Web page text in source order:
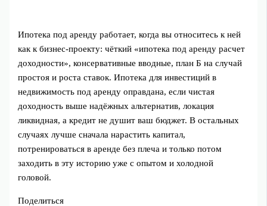
Ипотека под аренду работает, когда вы относитесь к ней
как к бизнес-проекту: чёткий «ипотека под аренду расчет
доходности», консервативные вводные, план Б на случай
простоя и роста ставок. Ипотека для инвестиций в
недвижимость под аренду оправдана, если чистая
доходность выше надёжных альтернатив, локация
ликвидная, а кредит не душит ваш бюджет. В остальных
случаях лучше сначала нарастить капитал,
потренироваться в аренде без плеча и только потом
заходить в эту историю уже с опытом и холодной
головой.
Поделиться